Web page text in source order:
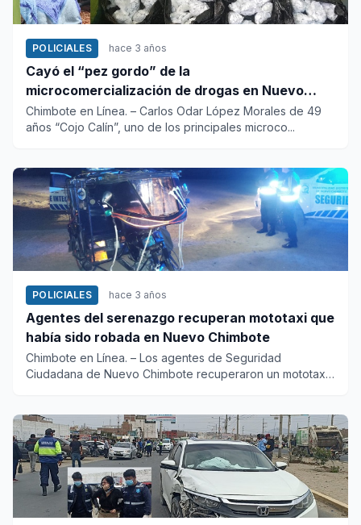
POLICIALES hace 3 años
Cayó el “pez gordo” de la
microcomercialización de drogas en Nuevo
Chimbote
Chimbote en Línea. – Carlos Odar López Morales de 49
años “Cojo Calín”, uno de los principales microco...
POLICIALES hace 3 años
Agentes del serenazgo recuperan mototaxi que
había sido robada en Nuevo Chimbote
Chimbote en Línea. – Los agentes de Seguridad
Ciudadana de Nuevo Chimbote recuperaron un mototaxi